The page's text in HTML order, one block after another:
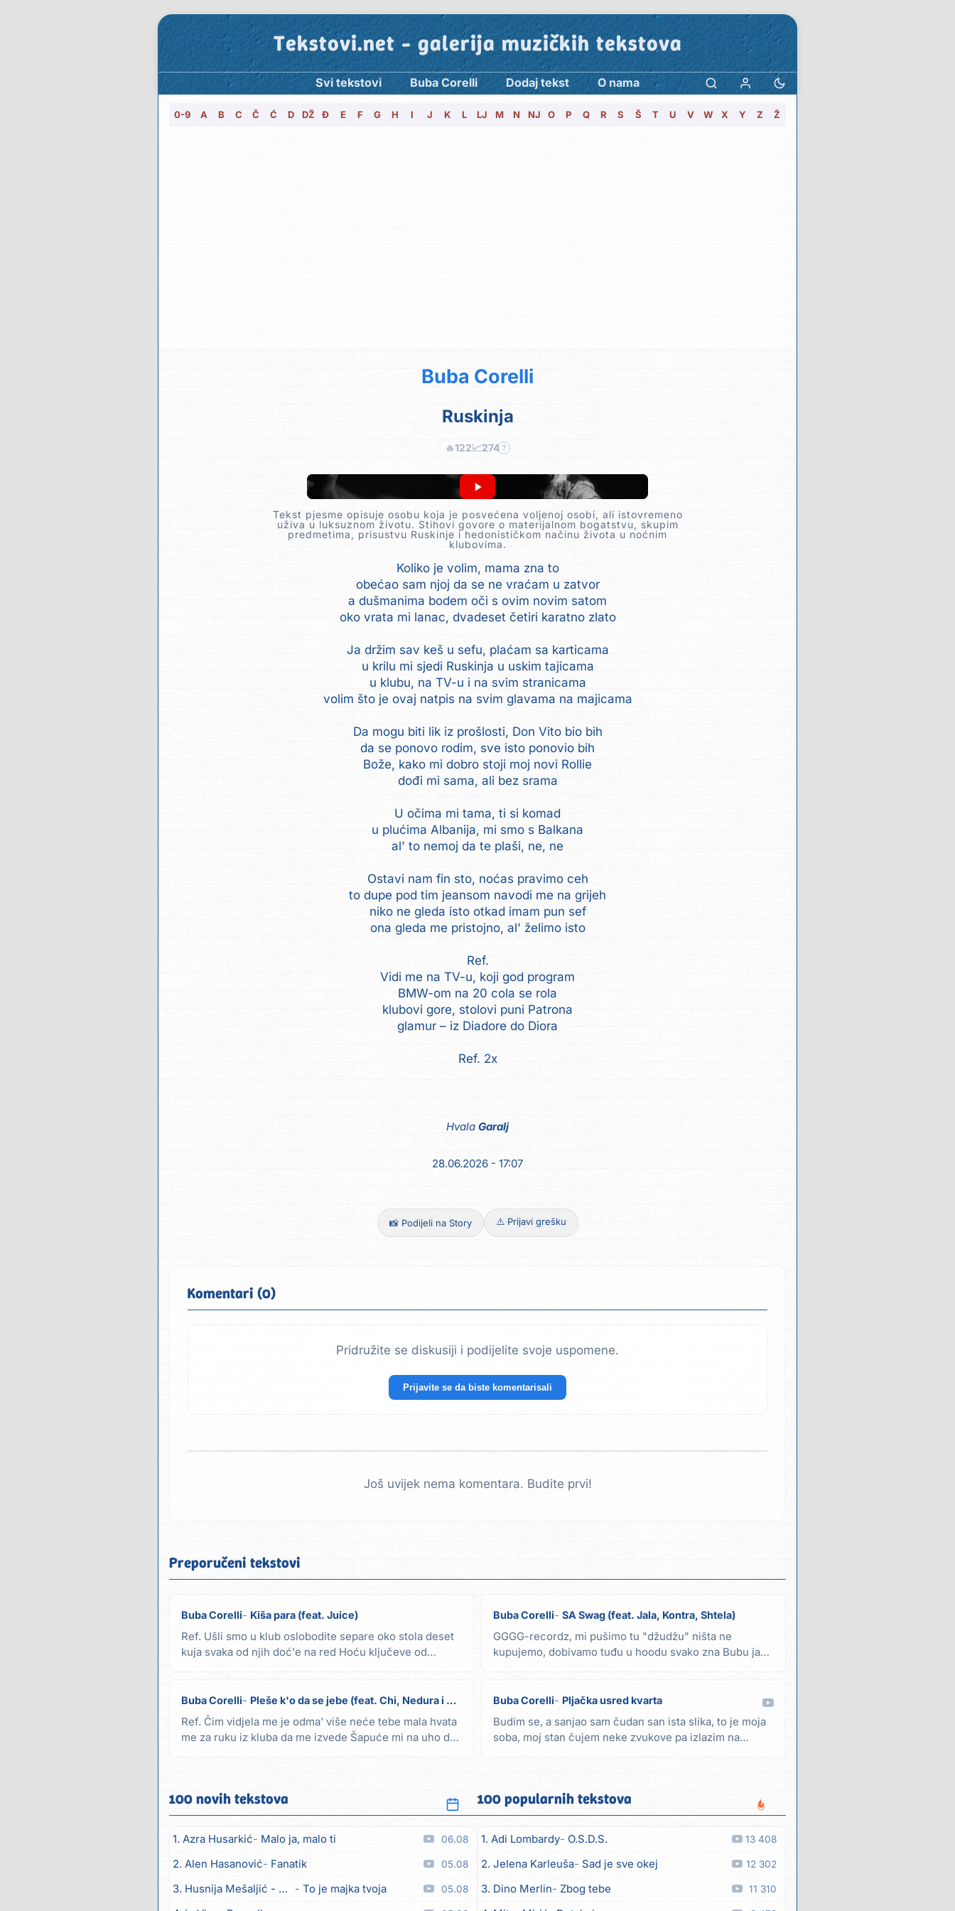
Tekstovi.net - galerija muzičkih tekstova
Svi tekstovi Buba Corelli Dodaj tekst O nama
0-9 A B C Č Ć D DŽ Đ E F G H I J K L LJ M N NJ O P Q R S Š T U V W X Y Z Ž
Buba Corelli
Ruskinja
🔥122📈274 ?
Tekst pjesme opisuje osobu koja je posvećena voljenoj osobi, ali istovremeno
uživa u luksuznom životu. Stihovi govore o materijalnom bogatstvu, skupim
predmetima, prisustvu Ruskinje i hedonističkom načinu života u noćnim
klubovima.
Koliko je volim, mama zna to
obećao sam njoj da se ne vraćam u zatvor
a dušmanima bodem oči s ovim novim satom
oko vrata mi lanac, dvadeset četiri karatno zlato
Ja držim sav keš u sefu, plaćam sa karticama
u krilu mi sjedi Ruskinja u uskim tajicama
u klubu, na TV-u i na svim stranicama
volim što je ovaj natpis na svim glavama na majicama
Da mogu biti lik iz prošlosti, Don Vito bio bih
da se ponovo rodim, sve isto ponovio bih
Bože, kako mi dobro stoji moj novi Rollie
dođi mi sama, ali bez srama
U očima mi tama, ti si komad
u plućima Albanija, mi smo s Balkana
al' to nemoj da te plaši, ne, ne
Ostavi nam fin sto, noćas pravimo ceh
to dupe pod tim jeansom navodi me na grijeh
niko ne gleda isto otkad imam pun sef
ona gleda me pristojno, al' želimo isto
Ref.
Vidi me na TV-u, koji god program
BMW-om na 20 cola se rola
klubovi gore, stolovi puni Patrona
glamur – iz Diadore do Diora
Ref. 2x
Hvala Garalj
28.06.2026 - 17:07
📸 Podijeli na Story ⚠️ Prijavi grešku
Komentari (0)
Pridružite se diskusiji i podijelite svoje uspomene.
Prijavite se da biste komentarisali
Još uvijek nema komentara. Budite prvi!
Preporučeni tekstovi
Buba Corelli Kiša para (feat. Juice)
Ref. Ušli smo u klub oslobodite separe oko stola deset
kuja svaka od njih doć'e na red Hoću ključeve od
Buba Corelli SA Swag (feat. Jala, Kontra, Shtela)
GGGG-recordz, mi pušimo tu "džudžu" ništa ne
kupujemo, dobivamo tuđu u hoodu svako zna Bubu ja
Buba Corelli Pleše k'o da se jebe (feat. Chi, Nedura i Sonn)
Ref. Čim vidjela me je odma' više neće tebe mala hvata
me za ruku iz kluba da me izvede Šapuće mi na uho da
Buba Corelli Pljačka usred kvarta
Budim se, a sanjao sam čudan san ista slika, to je moja
soba, moj stan čujem neke zvukove pa izlazim na
100 novih tekstova
1. Azra Husarkić Malo ja, malo ti 06.08
2. Alen Hasanović Fanatik 05.08
3. Husnija Mešaljić - Hule To je majka tvoja 05.08
100 popularnih tekstova
1. Adi Lombardy O.S.D.S. 13 408
2. Jelena Karleuša Sad je sve okej 12 302
3. Dino Merlin Zbog tebe 11 310